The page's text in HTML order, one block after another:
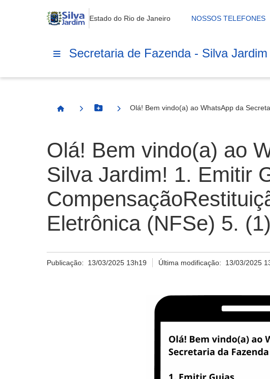
Estado do Rio de Janeiro NOSSOS TELEFONES
Secretaria de Fazenda - Silva Jardim
Página InicialBotão Menu
Olá! Bem vindo(a) ao WhatsApp da
Olá! Bem vindo(a) ao
Silva Jardim! 1. Emitir
Eletrônica (NFSe) 5.
Publicação: 13/03/2025 13h19 Última modificação: 13/03/2025